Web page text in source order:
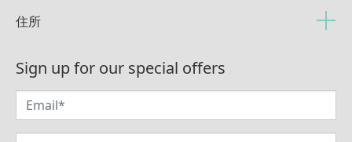
住所
Sign up for our special offers